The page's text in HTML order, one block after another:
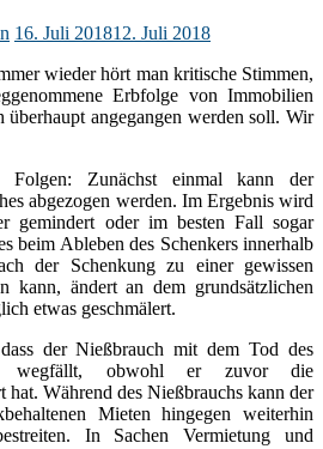
16. Juli 201812. Juli 2018
wieder hört man kritische Stimmen,
Erbfolge von Immobilien
überhaupt angegangen werden soll. Wir
Zunächst einmal kann der
abgezogen werden. Im Ergebnis wird
gemindert oder im besten Fall sogar
beim Ableben des Schenkers innerhalb
der Schenkung zu einer gewissen
kann, ändert an dem grundsätzlichen
etwas geschmälert.
der Nießbrauch mit dem Tod des
wegfällt, obwohl er zuvor die
hat. Während des Nießbrauchs kann der
Mieten hingegen weiterhin
In Sachen Vermietung und